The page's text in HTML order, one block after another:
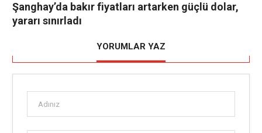
Şanghay’da bakır fiyatları artarken güçlü dolar,
yararı sınırladı
YORUMLAR YAZ